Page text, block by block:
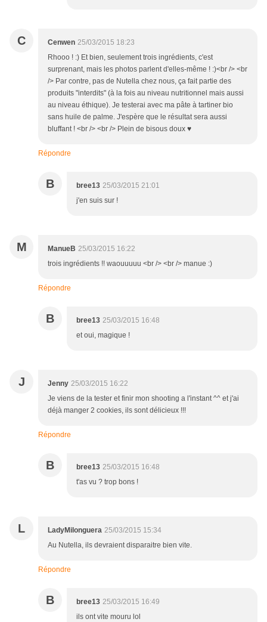
C Cenwen 25/03/2015 18:23
Rhooo ! :) Et bien, seulement trois ingrédients, c'est
surprenant, mais les photos parlent d'elles-même ! :)<br /> <br
/> Par contre, pas de Nutella chez nous, ça fait partie des
produits "interdits" (à la fois au niveau nutritionnel mais aussi
au niveau éthique). Je testerai avec ma pâte à tartiner bio
sans huile de palme. J'espère que le résultat sera aussi
bluffant ! <br /> <br /> Plein de bisous doux ♥
Répondre
B bree13 25/03/2015 21:01
j'en suis sur !
M ManueB 25/03/2015 16:22
trois ingrédients !! waouuuuu <br /> <br /> manue :)
Répondre
B bree13 25/03/2015 16:48
et oui, magique !
J Jenny 25/03/2015 16:22
Je viens de la tester et finir mon shooting a l'instant ^^ et j'ai
déjà manger 2 cookies, ils sont délicieux !!!
Répondre
B bree13 25/03/2015 16:48
t'as vu ? trop bons !
L LadyMilonguera 25/03/2015 15:34
Au Nutella, ils devraient disparaitre bien vite.
Répondre
B bree13 25/03/2015 16:49
ils ont vite mouru lol